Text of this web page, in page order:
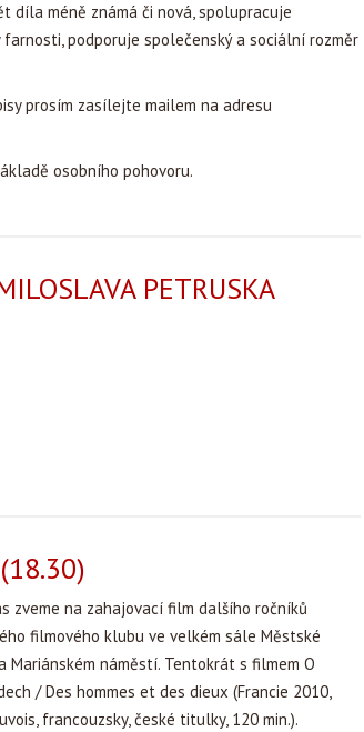
díla méně známá či nová, spolupracuje
podporuje společenský a sociální rozměr
prosím zasílejte mailem na adresu
osobního pohovoru.
PETRUSKA
zveme na zahajovací film dalšího ročníků
filmového klubu ve velkém sále Městské
Mariánském náměstí. Tentokrát s filmem O
/ Des hommes et des dieux (Francie 2010,
francouzsky, české titulky, 120 min.).